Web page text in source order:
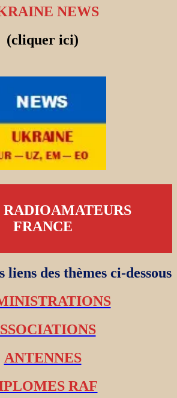
NEWS
(cliquer ici)
RADIOAMATEURS
FRANCE
des thèmes ci-dessous
ANTENNES
RAF